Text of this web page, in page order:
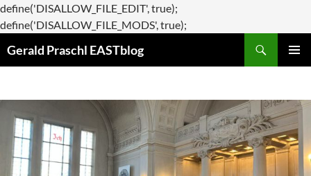
define('DISALLOW_FILE_EDIT', true);
define('DISALLOW_FILE_MODS', true);
Gerald Praschl EASTblog